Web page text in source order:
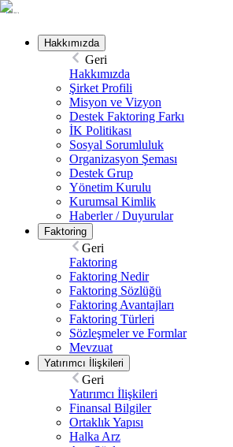
Hakkımızda
Geri
Hakkımızda
Şirket Profili
Misyon ve Vizyon
Destek Faktoring Farkı
İK Politikası
Sosyal Sorumluluk
Organizasyon Şeması
Destek Grup
Yönetim Kurulu
Kurumsal Kimlik
Haberler / Duyurular
Faktoring
Geri
Faktoring
Faktoring Nedir
Faktoring Sözlüğü
Faktoring Avantajları
Faktoring Türleri
Sözleşmeler ve Formlar
Mevzuat
Yatırımcı İlişkileri
Geri
Yatırımcı İlişkileri
Finansal Bilgiler
Ortaklık Yapısı
Halka Arz